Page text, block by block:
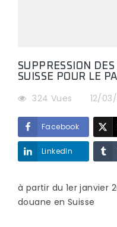
SUPPRESSION
SUISSE POUR LE
324 Vues 12/
Facebook
LinkedIn
à partir du 1er janvier
douane en Suisse